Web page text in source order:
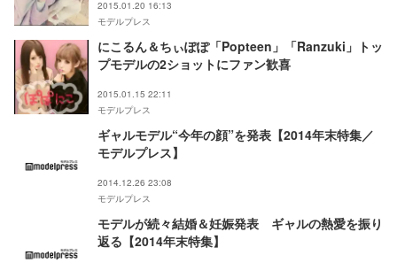
2015.01.20 16:13
モデルプレス
にこるん＆ちぃぽぽ「Popteen」「Ranzuki」トッ
プモデルの2ショットにファン歓喜
2015.01.15 22:11
モデルプレス
ギャルモデル“今年の顔”を発表【2014年末特集／
モデルプレス】
2014.12.26 23:08
モデルプレス
モデルが続々結婚＆妊娠発表 ギャルの熱愛を振り
返る【2014年末特集】